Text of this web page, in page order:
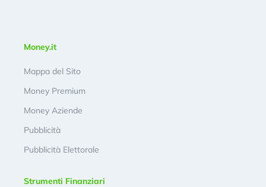
Money.it
Mappa del Sito
Money Premium
Money Aziende
Pubblicità
Pubblicità Elettorale
Strumenti Finanziari